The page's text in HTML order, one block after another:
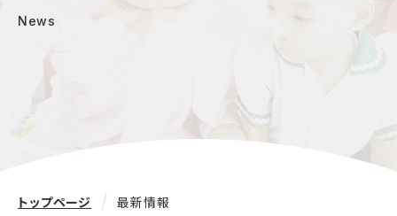
News
トップページ 最新情報